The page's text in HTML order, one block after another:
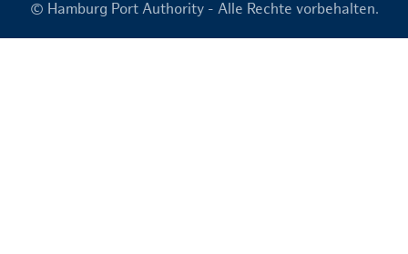
© Hamburg Port Authority - Alle Rechte vorbehalten.